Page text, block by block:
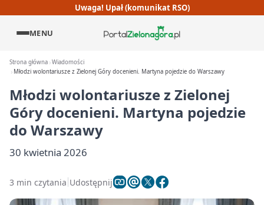
Uwaga! Upał (komunikat RSO)
MENU
Strona główna Wiadomości
Młodzi wolontariusze z Zielonej Góry docenieni. Martyna pojedzie do Warszawy
Młodzi wolontariusze z Zielonej
Góry docenieni. Martyna pojedzie
do Warszawy
30 kwietnia 2026
3 min czytania Udostępnij